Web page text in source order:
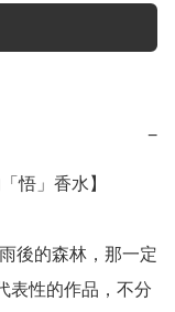
−
悟」香水】
後的森林，那一定
表性的作品，不分